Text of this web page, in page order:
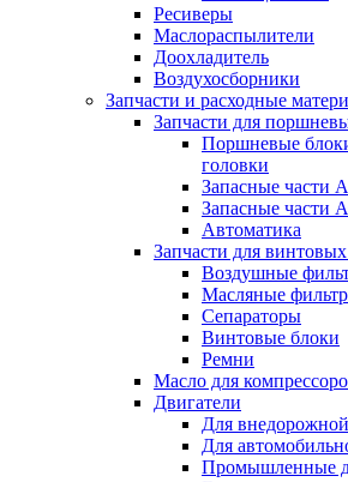
Ресиверы
Маслораспылители
Доохладитель
Воздухосборники
Запчасти и расходные
Запчасти для
Поршневые
головки
Запасные части
Запасные части
Автоматика
Запчасти для
Воздушные
Масляные
Сепараторы
Винтовые блоки
Ремни
Масло для
Двигатели
Для
Для
Промышленные